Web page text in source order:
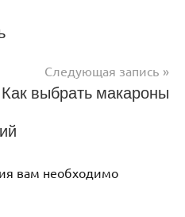
Следующая запись
Как выбрать макароны
вам необходимо